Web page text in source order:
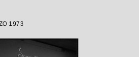
1973